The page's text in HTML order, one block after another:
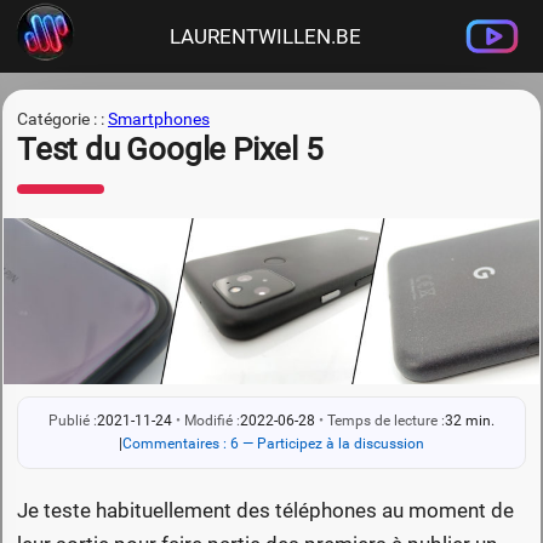
LAURENTWILLEN.BE
Catégorie : :Smartphones
Test du Google Pixel 5
Publié :2021-11-24 • Modifié :2022-06-28 • Temps de lecture :32 min.
Commentaires : 6 — Participez à la discussion
Je teste habituellement des téléphones au moment de